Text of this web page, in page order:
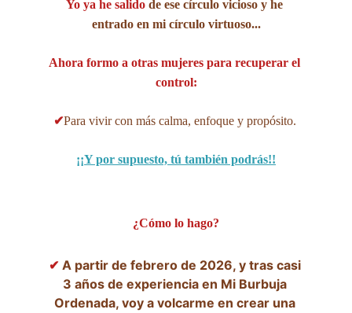
Yo ya he salido de ese círculo vicioso y he
entrado en mi círculo virtuoso...
Ahora formo a otras mujeres para recuperar el
control:
✔Para vivir con más calma, enfoque y propósito.
¡¡Y por supuesto, tú también podrás!!
¿Cómo lo hago?
✔ A partir de febrero de 2026, y tras casi
3 años de experiencia en Mi Burbuja
Ordenada, voy a volcarme en crear una